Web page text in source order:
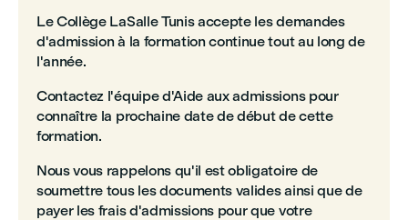
Le Collège LaSalle Tunis accepte les demandes
d'admission à la formation continue tout au long de
l'année.
Contactez l'équipe d'Aide aux admissions pour
connaître la prochaine date de début de cette
formation.
Nous vous rappelons qu'il est obligatoire de
soumettre tous les documents valides ainsi que de
payer les frais d'admissions pour que votre